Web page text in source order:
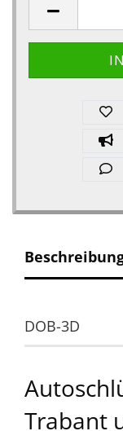
DOB-3D
Trabant